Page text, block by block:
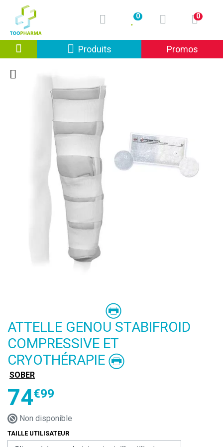
0 0
ProduitsAfficher la navigation
Promos
ATTELLE GENOU STABIFROID
COMPRESSIVE ET
CRYOTHÉRAPIE
SOBER
74€99
Non disponible
TAILLE UTILISATEUR